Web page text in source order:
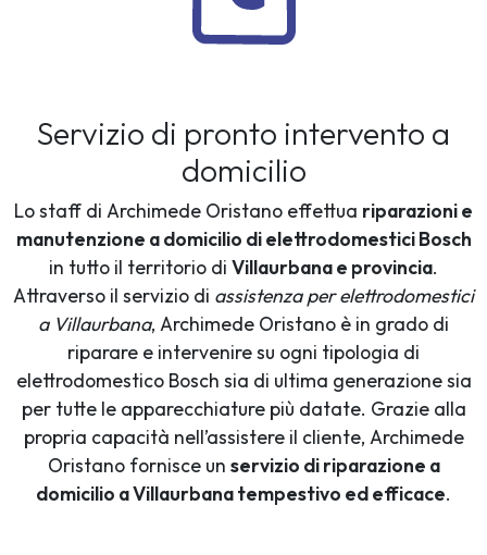
Servizio di pronto intervento a
domicilio
Lo staff di Archimede Oristano effettua riparazioni e
manutenzione a domicilio di elettrodomestici Bosch
in tutto il territorio di Villaurbana e provincia.
Attraverso il servizio di assistenza per elettrodomestici
a Villaurbana, Archimede Oristano è in grado di
riparare e intervenire su ogni tipologia di
elettrodomestico Bosch sia di ultima generazione sia
per tutte le apparecchiature più datate. Grazie alla
propria capacità nell’assistere il cliente, Archimede
Oristano fornisce un servizio di riparazione a
domicilio a Villaurbana tempestivo ed efficace.